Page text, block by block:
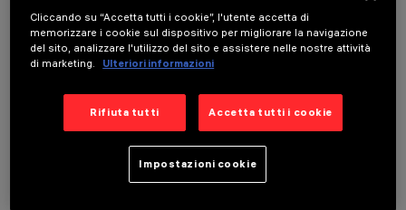
DATI TECNICI
Cliccando su “Accetta tutti i cookie”, l'utente accetta di
memorizzare i cookie sul dispositivo per migliorare la navigazione
del sito, analizzare l'utilizzo del sito e assistere nelle nostre attività
di marketing.
Ulteriori informazioni
Rifiuta tutti Accetta tutti i cookie
Impostazioni cookie